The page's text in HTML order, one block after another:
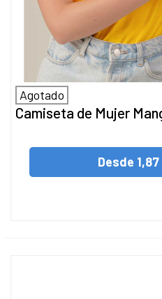
Agotado
Camiseta de Mujer
Desde